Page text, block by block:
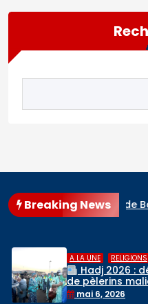
Breaking News
: les procès de Ben
A LA UNE , RELIGIONS
Hadj 2026 :
de pèlerins
mai 6, 2026